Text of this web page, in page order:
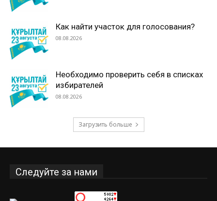
Как найти участок для голосования?
08.08.2026
Необходимо проверить себя в списках
избирателей
08.08.2026
Загрузить больше
Следуйте за нами